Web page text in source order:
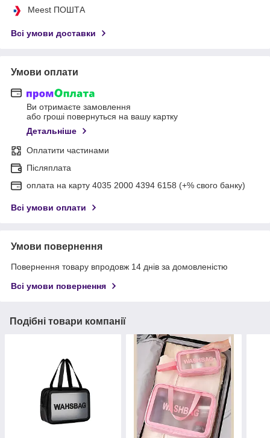
Meest ПОШТА
Всі умови доставки
Умови оплати
Ви отримаєте замовлення
або гроші повернуться на вашу картку
Детальніше
Оплатити частинами
Післяплата
оплата на карту 4035 2000 4394 6158 (+% свого банку)
Всі умови оплати
Умови повернення
Повернення товару впродовж 14 днів за домовленістю
Всі умови повернення
Подібні товари компанії